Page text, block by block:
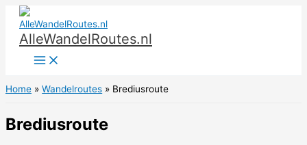
naar
inhoud
AlleWandelRoutes.nl
Home Wandelroutes Brediusroute
Brediusroute